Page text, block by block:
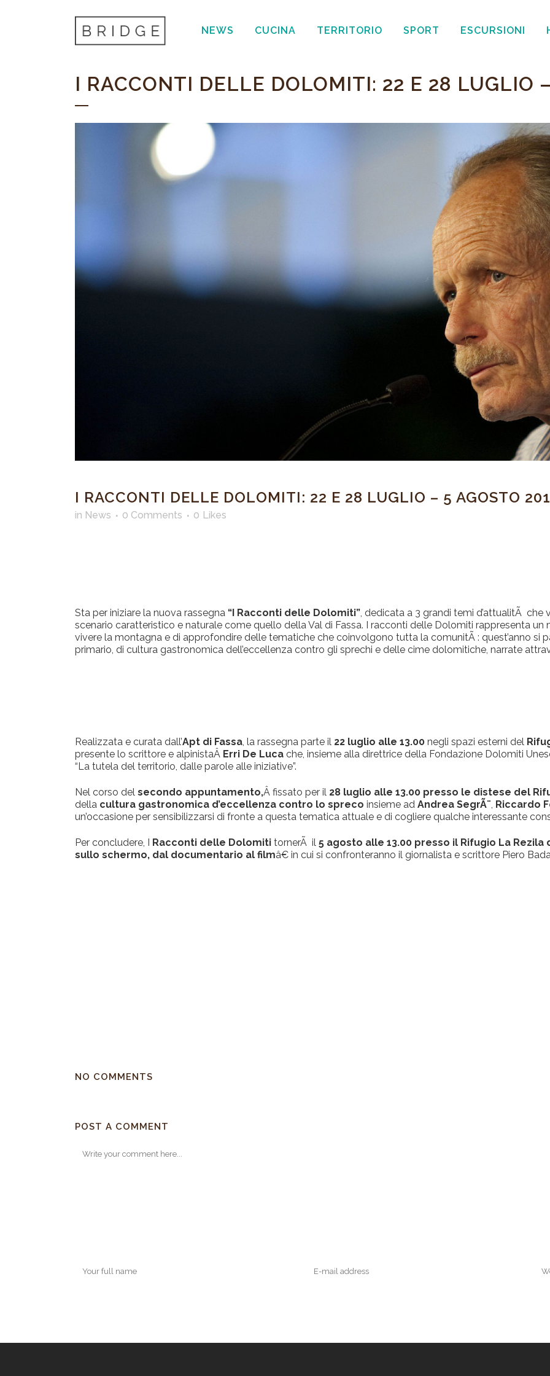
NEWS CUCINA TERRITORIO SPORT ESCURSIONI
I RACCONTI DELLE DOLOMITI: 22 E 28 LUGLIO
I RACCONTI DELLE DOLOMITI: 22 E 28 LUGLIO – 5 AGOSTO
in News 0 Comments 0 Likes
Sta per iniziare la nuova rassegna “I Racconti delle Dolomiti”, dedicata a 3 grandi temi d’attualitÃ che
scenario caratteristico e naturale come quello della Val di Fassa. I racconti delle Dolomiti rappresenta
vivere la montagna e di approfondire delle tematiche che coinvolgono tutta la comunitÃ : quest’anno si
primario, di cultura gastronomica dell’eccellenza contro gli sprechi e delle cime dolomitiche, narrate
Realizzata e curata dall’Apt di Fassa, la rassegna parte il 22 luglio alle 13.00 negli spazi esterni del
presente lo scrittore e alpinistaÂ Erri De Luca che, insieme alla direttrice della Fondazione Dolomiti
“La tutela del territorio, dalle parole alle iniziative”.
Nel corso del secondo appuntamento,Â fissato per il 28 luglio alle 13.00 presso le distese del
della cultura gastronomica d’eccellenza contro lo spreco insieme ad Andrea SegrÃ¨, Riccardo
un’occasione per sensibilizzarsi di fronte a questa tematica attuale e di cogliere qualche interessante
Per concludere, I Racconti delle Dolomiti tornerÃ il 5 agosto alle 13.00 presso il Rifugio La Rezila
sullo schermo, dal documentario al filmâ€ in cui si confronteranno il giornalista e scrittore Piero
NO COMMENTS
POST A COMMENT